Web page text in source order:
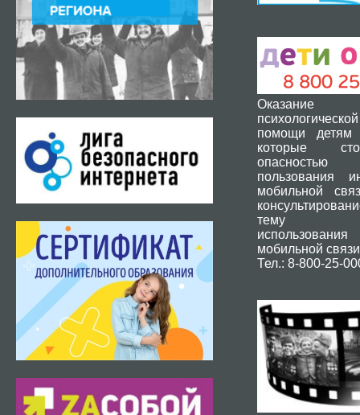
Оказание
помощи детям
которые
пользования
мобильной
тему
мобильной
Тел.: 8-800-25-